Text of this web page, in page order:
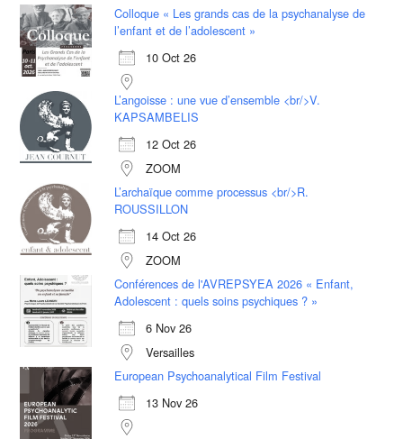
Colloque « Les grands cas de la psychanalyse de
l’enfant et de l’adolescent »
10 Oct 26
L’angoisse : une vue d’ensemble <br/>V.
KAPSAMBELIS
12 Oct 26
ZOOM
L’archaïque comme processus <br/>R.
ROUSSILLON
14 Oct 26
ZOOM
Conférences de l'AVREPSYEA 2026 « Enfant,
Adolescent : quels soins psychiques ? »
6 Nov 26
Versailles
European Psychoanalytical Film Festival
13 Nov 26